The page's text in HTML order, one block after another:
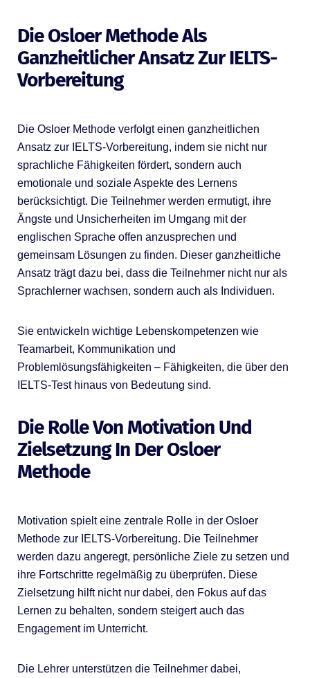
Die Osloer Methode Als
Ganzheitlicher Ansatz Zur IELTS-
Vorbereitung
Die Osloer Methode verfolgt einen ganzheitlichen
Ansatz zur IELTS-Vorbereitung, indem sie nicht nur
sprachliche Fähigkeiten fördert, sondern auch
emotionale und soziale Aspekte des Lernens
berücksichtigt. Die Teilnehmer werden ermutigt, ihre
Ängste und Unsicherheiten im Umgang mit der
englischen Sprache offen anzusprechen und
gemeinsam Lösungen zu finden. Dieser ganzheitliche
Ansatz trägt dazu bei, dass die Teilnehmer nicht nur als
Sprachlerner wachsen, sondern auch als Individuen.
Sie entwickeln wichtige Lebenskompetenzen wie
Teamarbeit, Kommunikation und
Problemlösungsfähigkeiten – Fähigkeiten, die über den
IELTS-Test hinaus von Bedeutung sind.
Die Rolle Von Motivation Und
Zielsetzung In Der Osloer
Methode
Motivation spielt eine zentrale Rolle in der Osloer
Methode zur IELTS-Vorbereitung. Die Teilnehmer
werden dazu angeregt, persönliche Ziele zu setzen und
ihre Fortschritte regelmäßig zu überprüfen. Diese
Zielsetzung hilft nicht nur dabei, den Fokus auf das
Lernen zu behalten, sondern steigert auch das
Engagement im Unterricht.
Die Lehrer unterstützen die Teilnehmer dabei,